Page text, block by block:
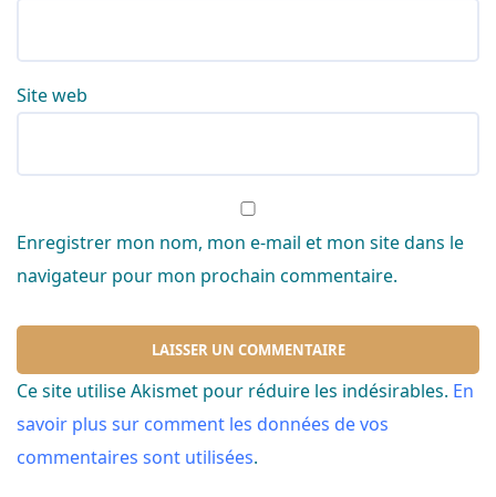
Site web
Enregistrer mon nom, mon e-mail et mon site dans le
navigateur pour mon prochain commentaire.
Ce site utilise Akismet pour réduire les indésirables. En
savoir plus sur comment les données de vos
commentaires sont utilisées.